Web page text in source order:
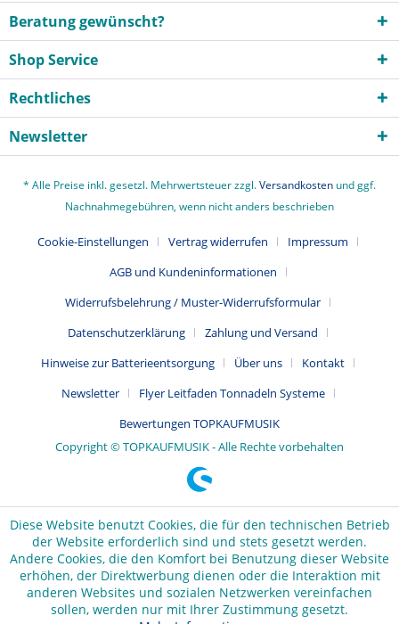
Beratung gewünscht?
Shop Service
Rechtliches
Newsletter
* Alle Preise inkl. gesetzl. Mehrwertsteuer zzgl.Versandkosten und ggf.
Nachnahmegebühren, wenn nicht anders beschrieben
Cookie-Einstellungen Vertrag widerrufen
Impressum
AGB und Kundeninformationen
Widerrufsbelehrung / Muster-Widerrufsformular
Datenschutzerklärung
Zahlung und Versand
Hinweise zur Batterieentsorgung
Über uns
Kontakt
Newsletter
Flyer Leitfaden Tonnadeln Systeme
Bewertungen TOPKAUFMUSIK
Copyright © TOPKAUFMUSIK - Alle Rechte vorbehalten
Diese Website benutzt Cookies, die für den technischen Betrieb
der Website erforderlich sind und stets gesetzt werden.
Andere Cookies, die den Komfort bei Benutzung dieser Website
erhöhen, der Direktwerbung dienen oder die Interaktion mit
anderen Websites und sozialen Netzwerken vereinfachen
sollen, werden nur mit Ihrer Zustimmung gesetzt.